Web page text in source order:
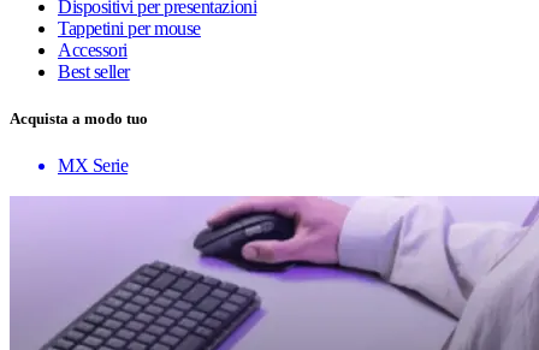
Dispositivi per presentazioni
Tappetini per mouse
Accessori
Best seller
Acquista a modo tuo
MX Serie